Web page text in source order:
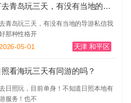
国庆节去青岛玩三天，有没有当地的导游私信我哈
青岛玩三天，有没有当地的导游私信我
那种性格开
05-01 天津 和平区
看海玩三天有同游的吗？
日照玩，目前单身！不知道日照本地有
服务！也不